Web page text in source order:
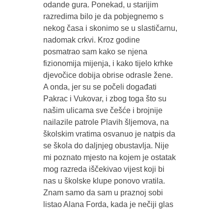
odande gura. Ponekad, u starijim
razredima bilo je da pobjegnemo s
nekog časa i skonimo se u slastičarnu,
nadomak crkvi. Kroz godine
posmatrao sam kako se njena
fizionomija mijenja, i kako tijelo krhke
djevočice dobija obrise odrasle žene.
A onda, jer su se počeli događati
Pakrac i Vukovar, i zbog toga što su
našim ulicama sve češće i brojnije
nailazile patrole Plavih šljemova, na
školskim vratima osvanuo je natpis da
se škola do daljnjeg obustavlja. Nije
mi poznato mjesto na kojem je ostatak
mog razreda iščekivao vijest koji bi
nas u školske klupe ponovo vratila.
Znam samo da sam u praznoj sobi
listao Alana Forda, kada je nečiji glas